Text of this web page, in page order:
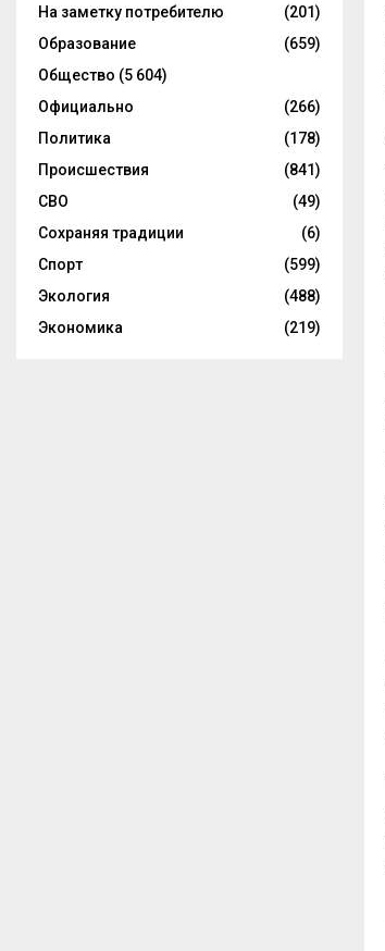
На заметку потребителю
(201)
Образование
(659)
Общество (5 604)
Официально
(266)
Политика
(178)
Происшествия
(841)
СВО
(49)
Сохраняя традиции
(6)
Спорт
(599)
Экология
(488)
Экономика
(219)